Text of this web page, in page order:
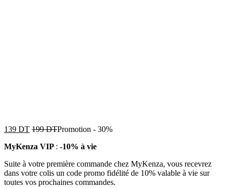
139 DT 199DTPromotion - 30%
MyKenza VIP : -10% à vie
Suite à votre première commande chez MyKenza, vous recevrez
dans votre colis un code promo fidélité de 10% valable à vie sur
toutes vos prochaines commandes.